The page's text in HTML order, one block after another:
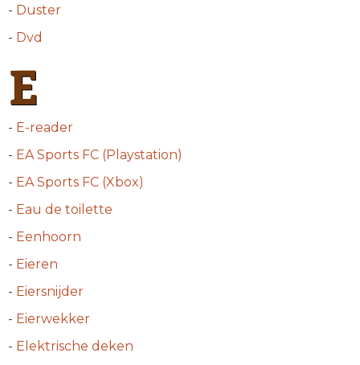
- Duster
- Dvd
E
- E-reader
- EA Sports FC (Playstation)
- EA Sports FC (Xbox)
- Eau de toilette
- Eenhoorn
- Eieren
- Eiersnijder
- Eierwekker
- Elektrische deken